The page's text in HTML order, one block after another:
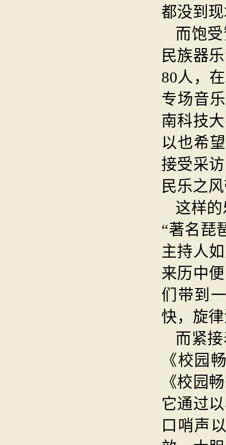
都没到
而饱
民族器
80人，
专场音
南科技
以也希
接受采
民乐之
这样
“著名琵
主持人
来历中
们带到
快，旋
而紧
《校园
《校园
它通过
口哨声